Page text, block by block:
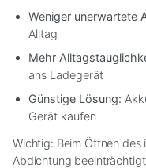
Weniger unerwartete
Alltag
Mehr
ans Ladegerät
Günstige Lösung:
Gerät kaufen
Wichtig: Beim Öffnen des
Abdichtung